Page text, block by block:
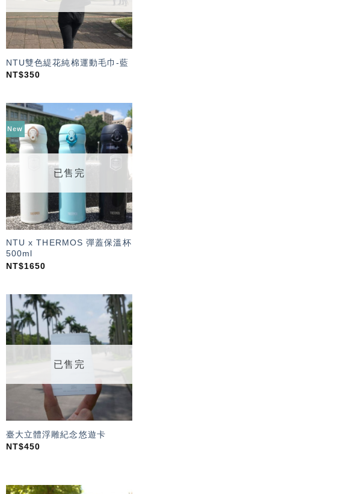
NTU雙色緹花純棉運動毛巾-藍
NT$350
New
加入
「願
望輕
單」
已售完
NTU x THERMOS 彈蓋保溫杯
500ml
NT$1650
加入
「願
望輕
已售完
臺大立體浮雕紀念悠遊卡
NT$450